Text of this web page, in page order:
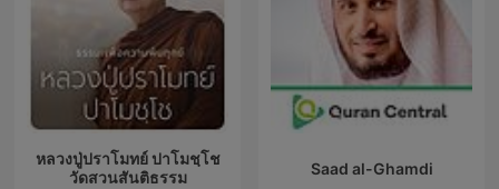
หลวงปู่ปราโมทย์ ปาโมชฺโช
วัดสวนสันติธรรม
Saad al-Ghamdi